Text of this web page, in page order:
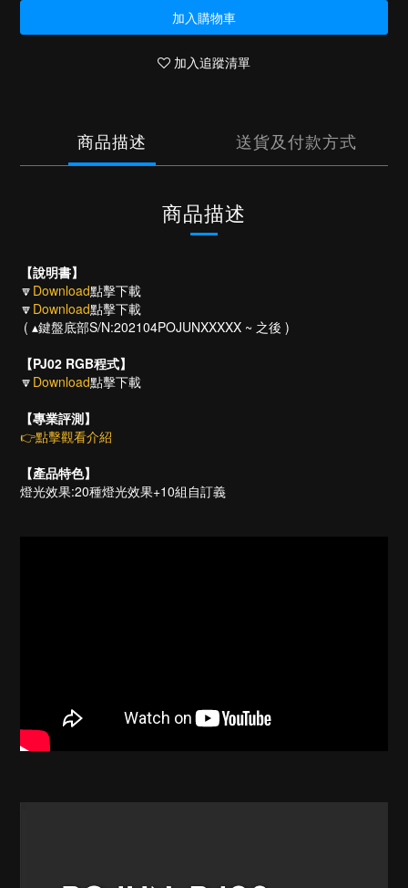
加入購物車
加入追蹤清單
商品描述 送貨及付款方式
商品描述
【說明書】
🔽 Download點擊下載
🔽 Download點擊下載
( ▴鍵盤底部S/N:202104POJUNXXXXX ~ 之後 )
【PJ02 RGB程式】
🔽 Download點擊下載
【專業評測】
👉點擊觀看介紹
【產品特色】
燈光效果:20種燈光效果+10組自訂義